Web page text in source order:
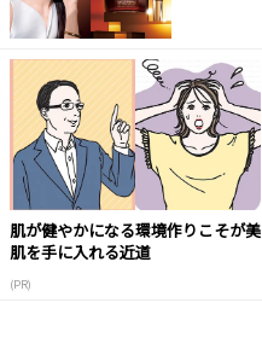
肌が健やかになる環境作りこそが美
肌を手に入れる近道
(PR)